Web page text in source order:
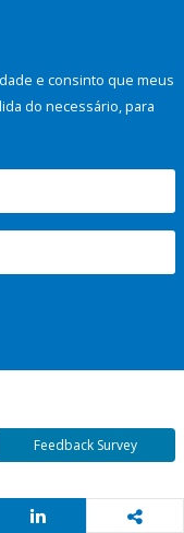
e consinto que meus
do necessário, para
Feedback Survey